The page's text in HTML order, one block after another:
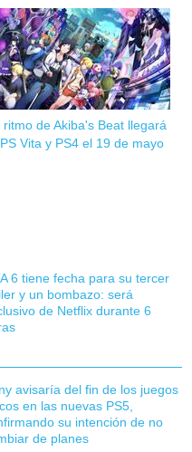
ritmo de Akiba's Beat llegará
Vita y PS4 el 19 de mayo
6 tiene fecha para su tercer
y un bombazo: será
de Netflix durante 6
avisaría del fin de los juegos
en las nuevas PS5,
su intención de no
de planes